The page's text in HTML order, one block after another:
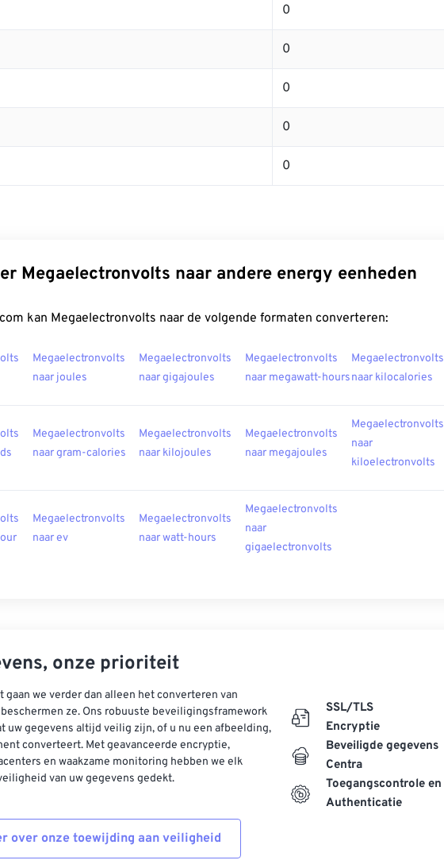
0
0
0
0
0
Megaelectronvolts naar andere energy eenheden
kan Megaelectronvolts naar de volgende formaten converteren:
Megaelectronvolts
naar joules
Megaelectronvolts
naar gigajoules
Megaelectronvolts
naar megawatt-hours
Megaelectronvolts
naar kilocalories
Megaelectronvolts
naar gram-calories
Megaelectronvolts
naar kilojoules
Megaelectronvolts
naar megajoules
Megaelectronvolts
naar
kiloelectronvolts
Megaelectronvolts
naar ev
Megaelectronvolts
naar watt-hours
Megaelectronvolts
naar
gigaelectronvolts
onze prioriteit
gaan we verder dan alleen het converteren van
ze. Ons robuuste beveiligingsframework
uw gegevens altijd veilig zijn, of u nu een afbeelding,
converteert. Met geavanceerde encryptie,
en waakzame monitoring hebben we elk
van uw gegevens gedekt.
over onze toewijding aan veiligheid
SSL/TLS
Encryptie
Beveiligde gegevens
Centra
Toegangscontrole en
Authenticatie